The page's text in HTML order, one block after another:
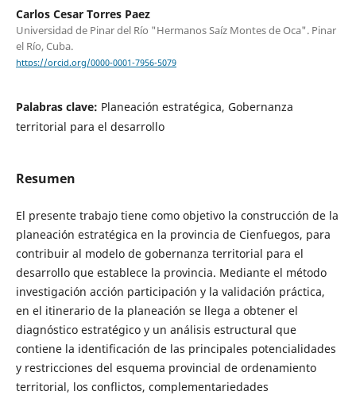
Carlos Cesar Torres Paez
Universidad de Pinar del Río "Hermanos Saíz Montes de Oca". Pinar
el Río, Cuba.
https://orcid.org/0000-0001-7956-5079
Palabras clave: Planeación estratégica, Gobernanza
territorial para el desarrollo
Resumen
El presente trabajo tiene como objetivo la construcción de la
planeación estratégica en la provincia de Cienfuegos, para
contribuir al modelo de gobernanza territorial para el
desarrollo que establece la provincia. Mediante el método
investigación acción participación y la validación práctica,
en el itinerario de la planeación se llega a obtener el
diagnóstico estratégico y un análisis estructural que
contiene la identificación de las principales potencialidades
y restricciones del esquema provincial de ordenamiento
territorial, los conflictos, complementariedades